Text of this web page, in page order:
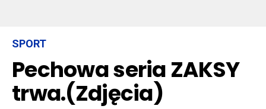
SPORT
Pechowa seria ZAKSY
trwa.(Zdjęcia)